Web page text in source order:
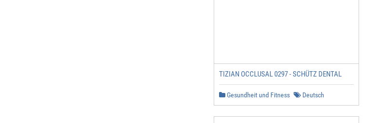
TIZIAN OCCLUSAL 0297 - SCHÜTZ DENTAL
Gesundheit und Fitness Deutsch